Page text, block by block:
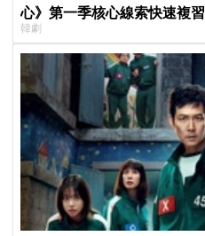
心》第一季核心線索快速複習
韓劇